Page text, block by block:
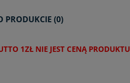
PRODUKCIE (0)
1ZŁ NIE JEST CENĄ PRODUKTU